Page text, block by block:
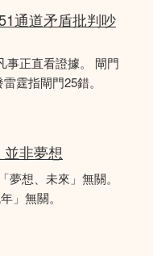
通道矛盾批判吵
事正直看證據。 閘門
霆指閘門25錯。
非夢想
夢想、未來」無關。
」無關。